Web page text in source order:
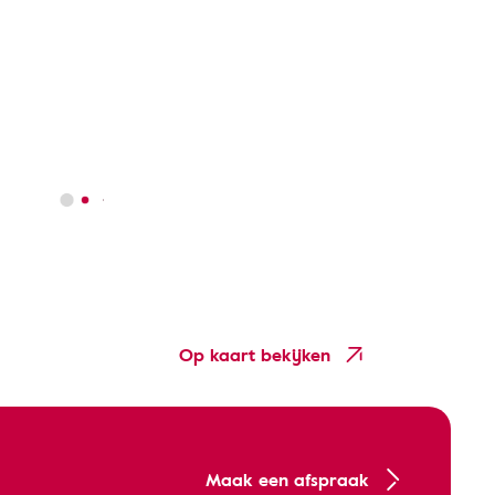
Op kaart bekijken
Maak een afspraak